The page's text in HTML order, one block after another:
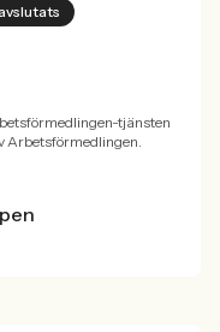
tjänsten
Arbetsförmedlingen.